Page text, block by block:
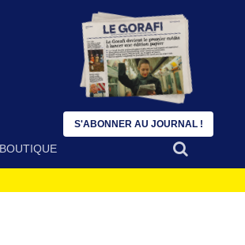
BOUTIQUE
S'ABONNER AU JOURNAL !